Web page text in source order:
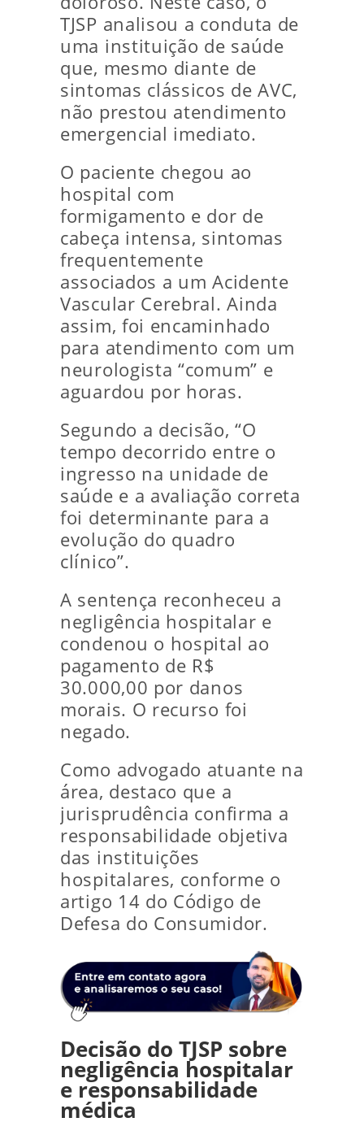
TJSP analisou a conduta de
uma instituição de saúde
que, mesmo diante de
sintomas clássicos de AVC,
não prestou atendimento
emergencial imediato.
O paciente chegou ao
hospital com
formigamento e dor de
cabeça intensa, sintomas
frequentemente
associados a um Acidente
Vascular Cerebral. Ainda
assim, foi encaminhado
para atendimento com um
neurologista “comum” e
aguardou por horas.
Segundo a decisão, “O
tempo decorrido entre o
ingresso na unidade de
saúde e a avaliação correta
foi determinante para a
evolução do quadro
clínico”.
A sentença reconheceu a
negligência hospitalar e
condenou o hospital ao
pagamento de R$
30.000,00 por danos
morais. O recurso foi
negado.
Como advogado atuante na
área, destaco que a
jurisprudência confirma a
responsabilidade objetiva
das instituições
hospitalares, conforme o
artigo 14 do Código de
Defesa do Consumidor.
Decisão do TJSP sobre
negligência hospitalar
e responsabilidade
médica